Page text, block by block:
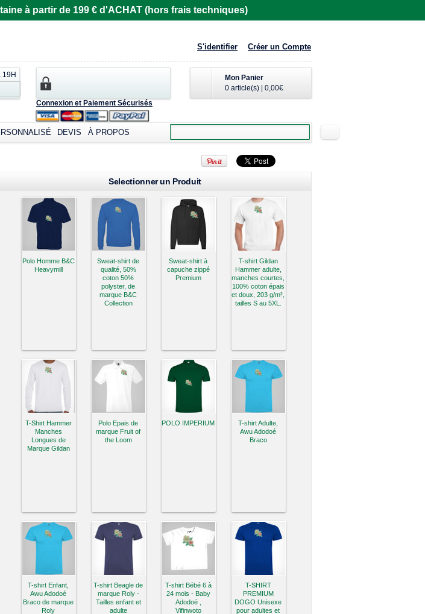
à partir de 199 € d'ACHAT (hors frais techniques)
S'identifier Créer un Compte
Mon Panier
0 article(s)
0,00€
Connexion et Paiement Sécurisés
19H
DEVIS À PROPOS
Selectionner un Produit
Polo Homme B&C
Heavymill
Sweat-shirt de
qualité, 50%
coton 50%
polyster, de
marque B&C
Collection
Sweat-shirt à
capuche zippé
Premium
T-shirt Gildan
Hammer adulte,
manches courtes,
100% coton épais
et doux, 203 g/m²,
tailles S au 5XL.
T-Shirt Hammer
Manches
Longues de
Marque Gildan
Polo Epais de
marque Fruit of
the Loom
POLO IMPERIUM
T-shirt Adulte,
Awu Adodoé
Braco
T-shirt Enfant,
Awu Adodoé
Braco de marque
Roly
T-shirt Beagle de
marque Roly -
Tailles enfant et
adulte
T-shirt Bébé 6 à
24 mois - Baby
Adodoé ,
Vifinwoto
T-SHIRT
PREMIUM
DOGO Unisexe
pour adultes et